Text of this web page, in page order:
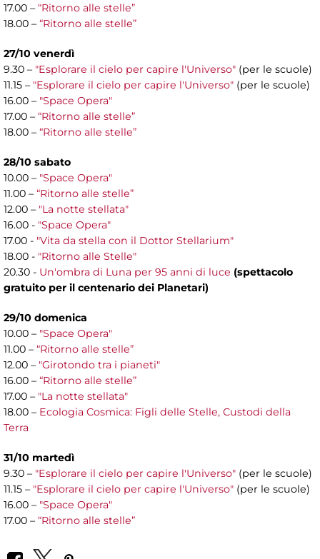
17.00 – “Ritorno alle stelle”
18.00 – “Ritorno alle stelle”
27/10 venerdì
9.30 – "Esplorare il cielo per capire l'Universo" (per le scuole)
11.15 – "Esplorare il cielo per capire l'Universo" (per le scuole)
16.00 – "Space Opera"
17.00 – “Ritorno alle stelle”
18.00 – “Ritorno alle stelle”
28/10 sabato
10.00 – "Space Opera"
11.00 – “Ritorno alle stelle”
12.00 – "La notte stellata"
16.00 - "Space Opera"
17.00 - "Vita da stella con il Dottor Stellarium"
18.00 - "Ritorno alle Stelle"
20.30 - Un'ombra di Luna per 95 anni di luce (spettacolo
gratuito per il centenario dei Planetari)
29/10 domenica
10.00 – "Space Opera"
11.00 – “Ritorno alle stelle”
12.00 – "Girotondo tra i pianeti"
16.00 – “Ritorno alle stelle”
17.00 – "La notte stellata"
18.00 – Ecologia Cosmica: Figli delle Stelle, Custodi della
Terra
31/10 martedì
9.30 – "Esplorare il cielo per capire l'Universo" (per le scuole)
11.15 – "Esplorare il cielo per capire l'Universo" (per le scuole)
16.00 – "Space Opera"
17.00 – “Ritorno alle stelle”